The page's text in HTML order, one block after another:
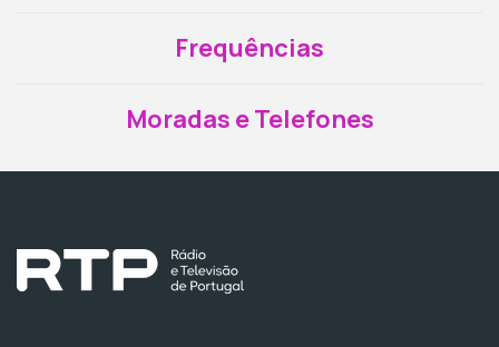
Frequências
Moradas e Telefones